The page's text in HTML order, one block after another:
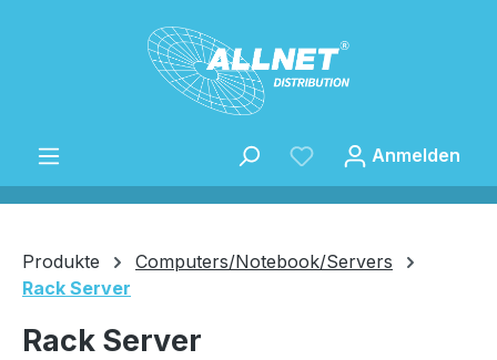
Zum Hauptinhalt springen
Anmelden
Produkte
Computers/Notebook/Servers
Rack Server
Rack Server